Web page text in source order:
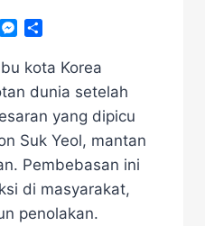
WhatsAppMessenger
kota Korea
dunia setelah
yang dipicu
Suk Yeol, mantan
Pembebasan ini
di masyarakat,
penolakan.